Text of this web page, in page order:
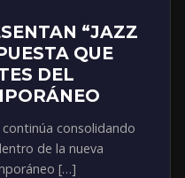
“JAZZ
QUE
DEL
consolidando
de la nueva
[…]